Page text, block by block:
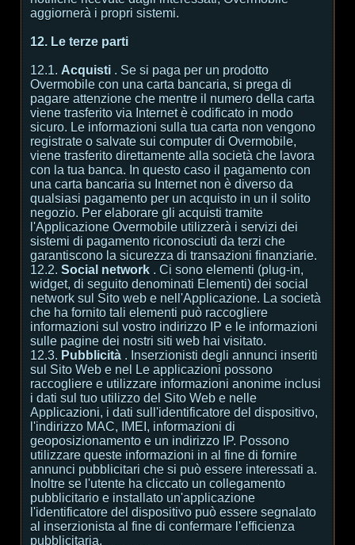
aggiornerà i propri sistemi.
12. Le terze parti
12.1. Acquisti . Se si paga per un prodotto
Overmobile con una carta bancaria, si prega di
pagare attenzione che mentre il numero della carta
viene trasferito via Internet è codificato in modo
sicuro. Le informazioni sulla tua carta non vengono
registrate o salvate sui computer di Overmobile,
viene trasferito direttamente alla società che lavora
con la tua banca. In questo caso il pagamento con
una carta bancaria su Internet non è diverso da
qualsiasi pagamento per un acquisto in un il solito
negozio. Per elaborare gli acquisti tramite
l'Applicazione Overmobile utilizzerà i servizi dei
sistemi di pagamento riconosciuti da terzi che
garantiscono la sicurezza di transazioni finanziarie.
12.2. Social network . Ci sono elementi (plug-in,
widget, di seguito denominati Elementi) dei social
network sul Sito web e nell'Applicazione. La società
che ha fornito tali elementi può raccogliere
informazioni sul vostro indirizzo IP e le informazioni
sulle pagine dei nostri siti web hai visitato.
12.3. Pubblicità . Inserzionisti degli annunci inseriti
sul Sito Web e nel Le applicazioni possono
raccogliere e utilizzare informazioni anonime inclusi
i dati sul tuo utilizzo del Sito Web e nelle
Applicazioni, i dati sull'identificatore del dispositivo,
l'indirizzo MAC, IMEI, informazioni di
geoposizionamento e un indirizzo IP. Possono
utilizzare queste informazioni in al fine di fornire
annunci pubblicitari che si può essere interessati a.
Inoltre se l'utente ha cliccato un collegamento
pubblicitario e installato un'applicazione
l'identificatore del dispositivo può essere segnalato
al inserzionista al fine di confermare l'efficienza
pubblicitaria.